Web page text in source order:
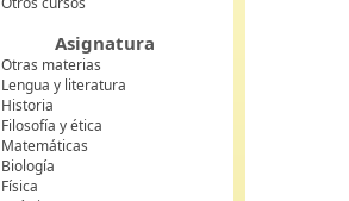
Asignatura
Otras materias
Lengua y literatura
Historia
Filosofía y ética
Matemáticas
Biología
Física